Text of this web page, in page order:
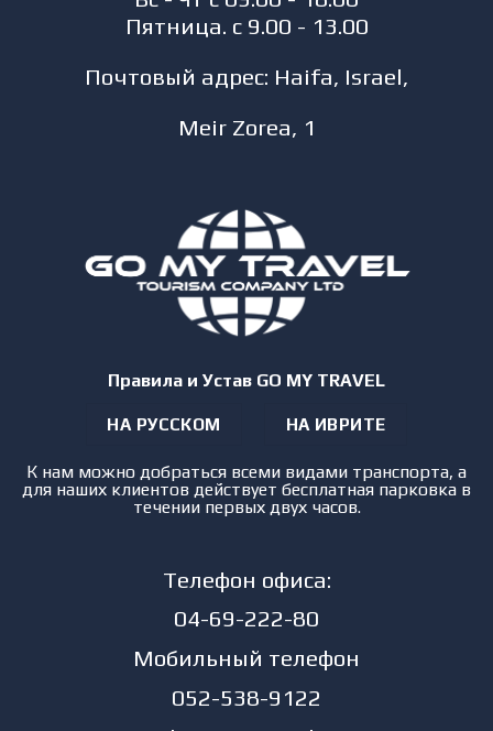
Пятница. с 9.00 - 13.00
Почтовый адрес: Haifa, Israel,
Meir Zorea, 1
Правила и Устав GO MY TRAVEL
НА РУССКОМ НА ИВРИТЕ
К нам можно добраться всеми видами транспорта, а
для наших клиентов действует бесплатная парковка в
течении первых двух часов.
Телефон офиса:
04-69-222-80
Мобильный телефон
052-538-9122